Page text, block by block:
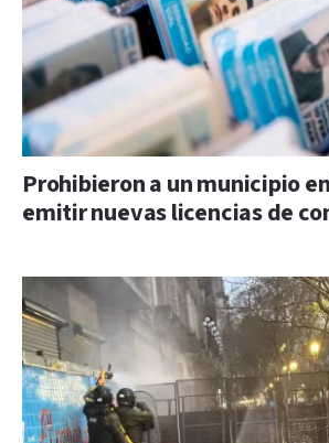
Prohibieron a un municipio
emitir nuevas licencias de